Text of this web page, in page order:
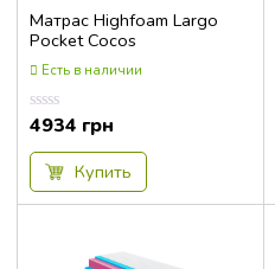
Матрас Highfoam Largo
Pocket Cocos
Есть в наличии
Оценка
0.00
из
4934 грн
Купить